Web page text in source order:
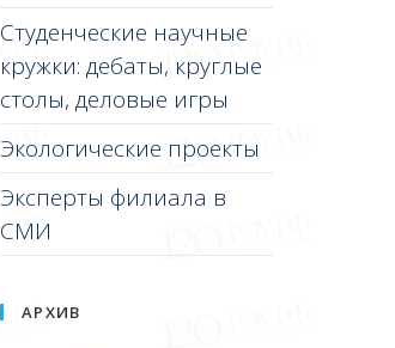
Студенческие научные
кружки: дебаты, круглые
столы, деловые игры
Экологические проекты
Эксперты филиала в
СМИ
АРХИВ